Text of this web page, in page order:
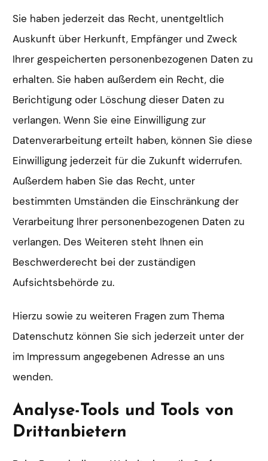
Sie haben jederzeit das Recht, unentgeltlich
Auskunft über Herkunft, Empfänger und Zweck
Ihrer gespeicherten personenbezogenen Daten zu
erhalten. Sie haben außerdem ein Recht, die
Berichtigung oder Löschung dieser Daten zu
verlangen. Wenn Sie eine Einwilligung zur
Datenverarbeitung erteilt haben, können Sie diese
Einwilligung jederzeit für die Zukunft widerrufen.
Außerdem haben Sie das Recht, unter
bestimmten Umständen die Einschränkung der
Verarbeitung Ihrer personenbezogenen Daten zu
verlangen. Des Weiteren steht Ihnen ein
Beschwerderecht bei der zuständigen
Aufsichtsbehörde zu.
Hierzu sowie zu weiteren Fragen zum Thema
Datenschutz können Sie sich jederzeit unter der
im Impressum angegebenen Adresse an uns
wenden.
Analyse-Tools und Tools von
Dritt­anbietern